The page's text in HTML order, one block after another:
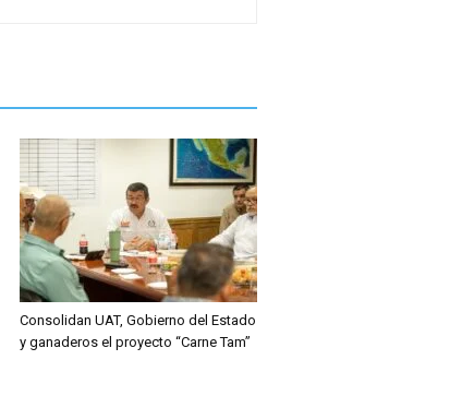
Consolidan UAT, Gobierno del Estado
y ganaderos el proyecto “Carne Tam”